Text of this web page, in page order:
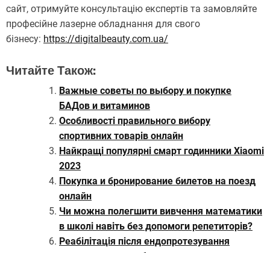
сайт, отримуйте консультацію експертів та замовляйте
професійне лазерне обладнання для свого
бізнесу: https://digitalbeauty.com.ua/
Читайте Також:
Важные советы по выбору и покупке
БАДов и витаминов
Особливості правильного вибору
спортивних товарів онлайн
Найкращі популярні смарт годинники Xiaomi
2023
Покупка и бронирование билетов на поезд
онлайн
Чи можна полегшити вивчення математики
в школі навіть без допомоги репетиторів?
Реабілітація після ендопротезування